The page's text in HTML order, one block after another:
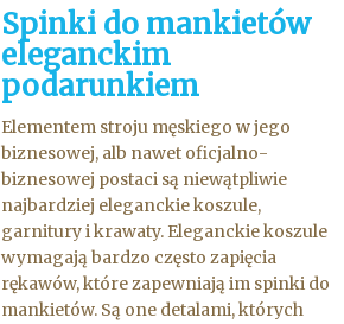
Spinki do mankietów
eleganckim
podarunkiem
Elementem stroju męskiego w jego
biznesowej, alb nawet oficjalno-
biznesowej postaci są niewątpliwie
najbardziej eleganckie koszule,
garnitury i krawaty. Eleganckie koszule
wymagają bardzo często zapięcia
rękawów, które zapewniają im spinki do
mankietów. Są one detalami, których